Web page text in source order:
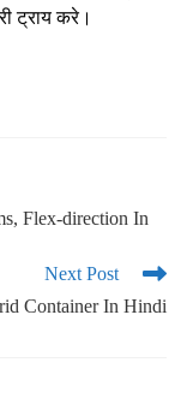
ट्राय करे।
Flex-direction In
Next Post
Container In Hindi